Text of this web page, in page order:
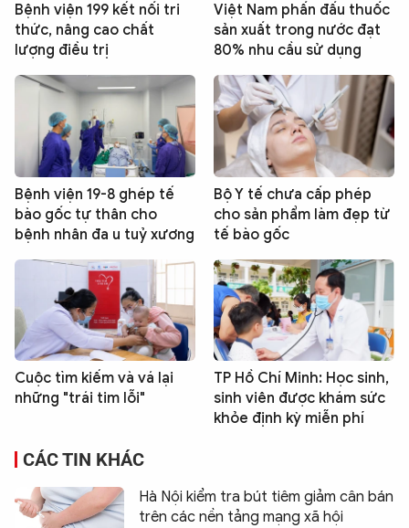
Bệnh viện 199 kết nối tri
thức, nâng cao chất
lượng điều trị
Việt Nam phấn đấu thuốc
sản xuất trong nước đạt
80% nhu cầu sử dụng
Bệnh viện 19-8 ghép tế
bào gốc tự thân cho
bệnh nhân đa u tuỷ xương
Bộ Y tế chưa cấp phép
cho sản phẩm làm đẹp từ
tế bào gốc
Cuộc tìm kiếm và vá lại
những "trái tim lỗi"
TP Hồ Chí Minh: Học sinh,
sinh viên được khám sức
khỏe định kỳ miễn phí
CÁC TIN KHÁC
Hà Nội kiểm tra bút tiêm giảm cân bán
trên các nền tảng mạng xã hội